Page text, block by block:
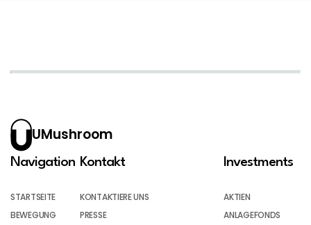
UMushroom
Navigation
STARTSEITE
BEWEGUNG
Kontakt
KONTAKTIERE UNS
PRESSE
Investments
AKTIEN
ANLAGEFONDS